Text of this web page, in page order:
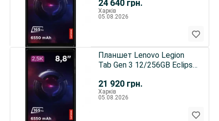
24 640 грн.
Харків
05.08.2026
21 920 грн.
Планшет Lenovo Legion
Tab Gen 3 12/256GB Eclipse
Харків
05.08.2026